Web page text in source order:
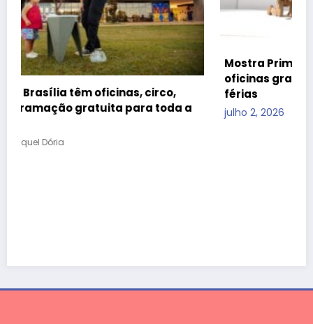
Mostra Primeira Infância leva teatro, cinema e
oficinas gratuitas ao CCBB Brasília durante as
férias
julho 2, 2026 Raquel Dória